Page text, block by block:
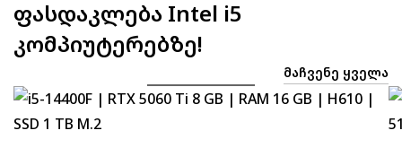
ფასდაკლება Intel i5
კომპიუტერებზე!
ᲛᲐᲩᲕᲔᲜᲔ ᲧᲕᲔᲚᲐ